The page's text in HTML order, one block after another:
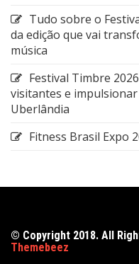
Tudo sobre o
da edição que vai
música
Festival Timbre
visitantes e
Uberlândia
Fitness Brasil Expo
© Copyright 2018. All
Themebeez